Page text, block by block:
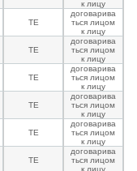
к лицу
TE
договарива
ться лицом
к лицу
TE
договарива
ться лицом
к лицу
TE
договарива
ться лицом
к лицу
TE
договарива
ться лицом
к лицу
TE
договарива
ться лицом
к лицу
TE
договарива
ться лицом
к лицу